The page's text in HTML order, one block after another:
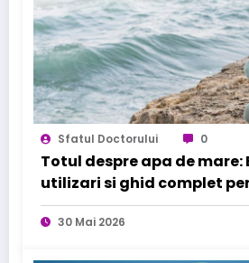
Sfatul Doctorului 0
Totul despre apa de mare:
utilizari si ghid complet
sanatatea familiei tale
30 Mai 2026